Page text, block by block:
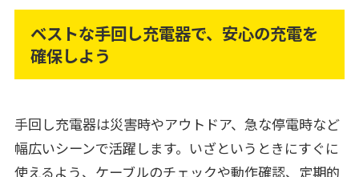
ベストな手回し充電器で、安心の充電を
確保しよう
手回し充電器は災害時やアウトドア、急な停電時など
幅広いシーンで活躍します。いざというときにすぐに
使えるよう、ケーブルのチェックや動作確認、定期的